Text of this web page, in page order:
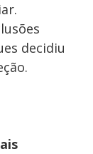
decidiu